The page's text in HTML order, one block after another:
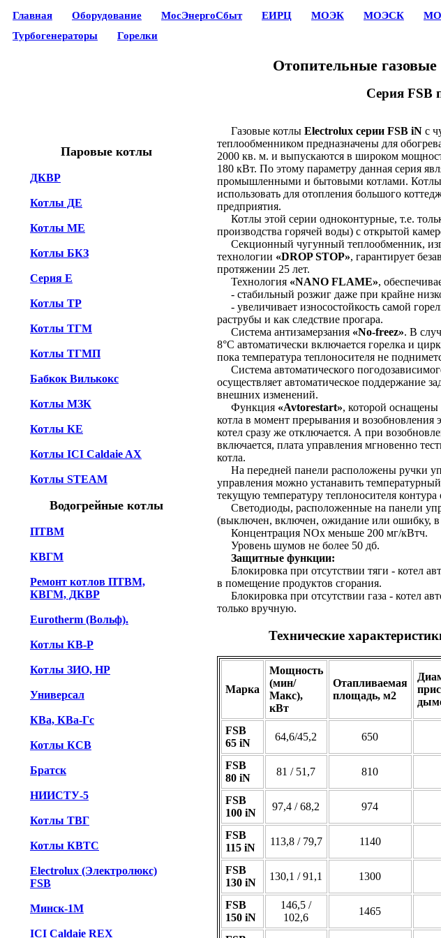
Главная Оборудование МосЭнергоСбыт ЕИРЦ МОЭК МОЭСК
Турбогенераторы
Горелки
Отопительные
Серия FSB
Паровые котлы
ДКВР
Котлы ДЕ
Котлы МЕ
Котлы БКЗ
Серия Е
Котлы TP
Котлы TГМ
Котлы TГМП
Бабкок Вилькокс
Котлы МЗК
Котлы КЕ
Котлы ICI Caldaie AX
Котлы STEAM
Водогрейные котлы
ПТВМ
КВГМ
Ремонт котлов ПТВМ,
КВГМ, ДКВР
Eurotherm (Вольф).
Котлы КВ-Р
Котлы ЗИО, НР
Универсал
КВа, КВа-Гс
Котлы КСВ
Братск
НИИСТУ-5
Котлы ТВГ
Котлы КВТС
Electrolux (Электролюкс)
FSB
Минск-1М
ICI Caldaie REX
Газовые котлы Electrolux серии FSB iNс
теплообменником предназначены для
2000 кв. м. и выпускаются в широком
180 кВт. По этому параметру данная серия
промышленными и бытовыми котлами. Котлы
использовать для отопления большого
предприятия.
Котлы этой серии одноконтурные, т.е.
производства горячей воды) с открытой
Секционный чугунный теплообменник,
технологии «DROP STOP», гарантирует
протяжении 25 лет.
Технология «NANO FLAME»,
- стабильный розжиг даже при крайне
- увеличивает износостойкость самой
раструбы и как следствие прогара.
Система антизамерзания «No-freez». В
8°С автоматически включается горелка и
пока температура теплоносителя не
Система автоматического
осуществляет автоматическое поддержание
внешних изменений.
Функция «Avtorestart», которой оснащены
котла в момент прерывания и возобновления
котел сразу же отключается. А при
включается, плата управления мгновенно
котла.
На передней панели расположены ручки
управления можно устанавить
текущую температуру теплоносителя контура
Светодиоды, расположенные на панели
(выключен, включен, ожидание или ошибку, в
Концентрация NОx меньше 200 мг/кВтч.
Уровень шумов не более 50 дб.
Защитные функции:
Блокировка при отсутствии тяги - котел
в помещение продуктов сгорания.
Блокировка при отсутствии газа - котел
только вручную.
Технические
Марка
Мощность
(мин/
Макс),
кВт
Отапливаемая
площадь, м2
FSB
65 iN
64,6/45,2 650
FSB
80 iN
81 / 51,7 810
FSB
100 iN
97,4 / 68,2 974
FSB
115 iN
113,8 / 79,7 1140
FSB
130 iN
130,1 / 91,1 1300
FSB
150 iN
146,5 /
102,6
1465